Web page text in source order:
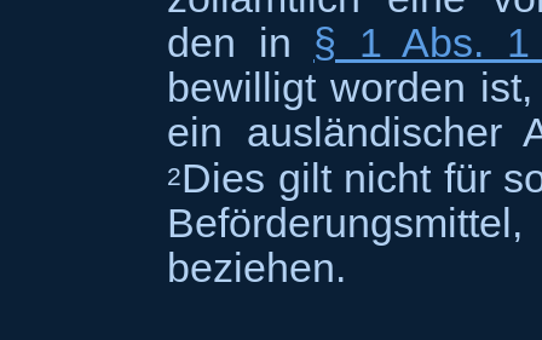
den in § 1 Abs.
bewilligt worden
ein ausländischer
2Dies gilt nicht für
beziehen.